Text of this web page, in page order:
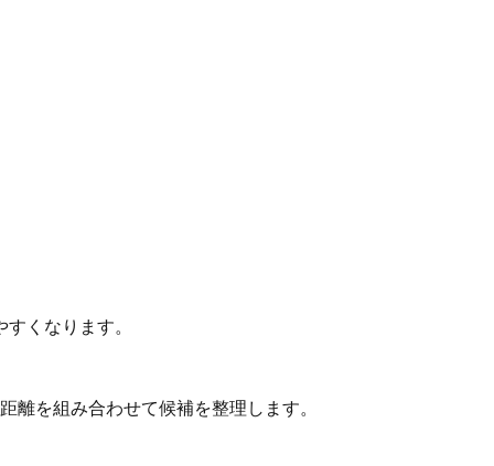
くなります。
離を組み合わせて候補を整理します。